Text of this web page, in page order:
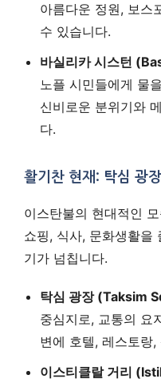
아름다운 정원, 보스
수 있습니다.
바실리카 시스턴
노플 시민들에게 물
신비로운 분위기와
다.
활기찬 현재: 탁심 광
이스탄불의 현대적인
쇼핑, 식사, 문화생활을
기가 넘칩니다.
탁심 광장 (Taksim
중심지로, 교통의 요
변에 호텔, 레스토랑
이스티클랄 거리